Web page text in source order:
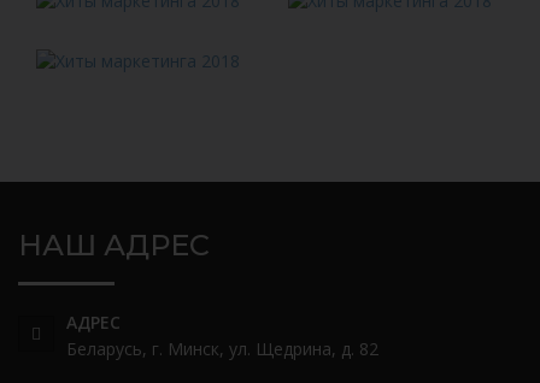
НАШ АДРЕС
АДРЕС
Беларусь, г. Минск, ул. Щедрина, д. 82